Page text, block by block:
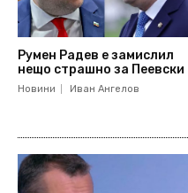
Румен Радев е замислил
нещо страшно за Пеевски
Новини Иван Ангелов